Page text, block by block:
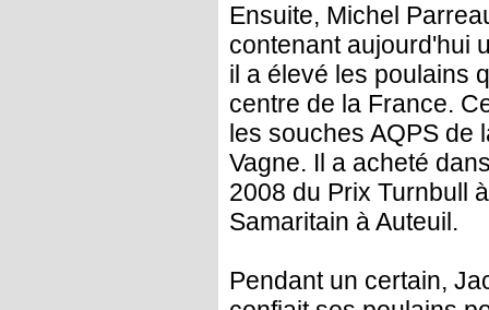
Ensuite, Michel
contenant aujourd'hui
il a élevé les poulains
centre de la France.
les souches AQPS de
Vagne. Il a acheté
2008 du Prix Turnbull
Samaritain à Auteuil.
Pendant un certain,